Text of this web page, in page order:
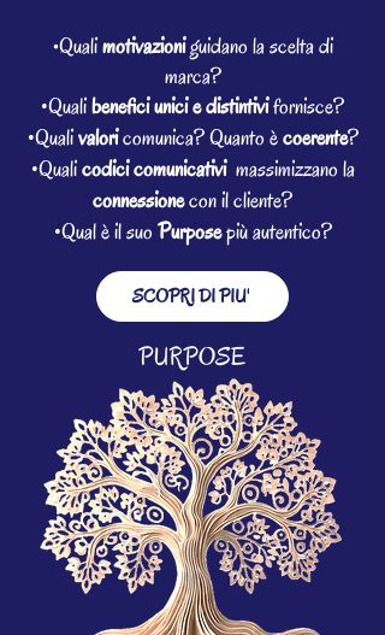
•Qualimotivazioniguidano la scelta di
marca?
•Qualibenefici unici e distintivifornisce?
•Qualivaloricomunica? Quanto ècoerente?
•Qualicodici comunicativimassimizzano la
connessionecon il cliente?
•Qual è il suo Purposepiù autentico?
SCOPRI DI PIU'